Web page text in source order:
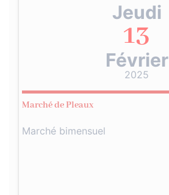
Jeudi
13
Février
2025
Marché de Pleaux
Marché bimensuel